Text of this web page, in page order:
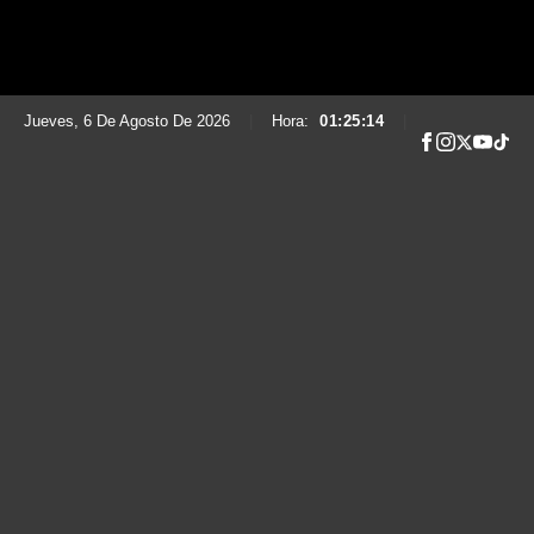
Jueves, 6 De Agosto De 2026 Hora: 01:25:16